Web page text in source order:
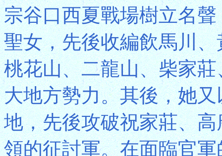
宗谷口西夏戰場樹立名
聖女，先後收編飲馬川
桃花山、二龍山、柴家
大地方勢力。其後，她
地，先後攻破祝家莊、
領的征討軍。在面臨官